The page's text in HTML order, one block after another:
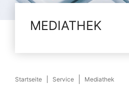
MEDIATHEK
Startseite Service Mediathek